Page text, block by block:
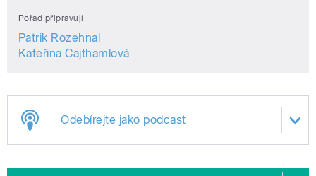
Pořad připravují
Patrik Rozehnal
Kateřina Cajthamlová
Odebírejte jako podcast